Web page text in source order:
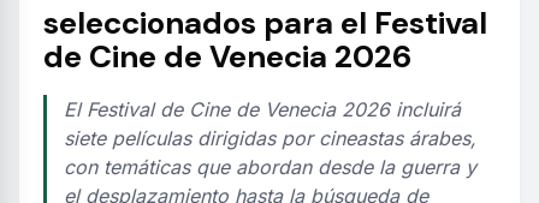
seleccionados para el Festival
de Cine de Venecia 2026
El Festival de Cine de Venecia 2026 incluirá
siete películas dirigidas por cineastas árabes,
con temáticas que abordan desde la guerra y
el desplazamiento hasta la búsqueda de